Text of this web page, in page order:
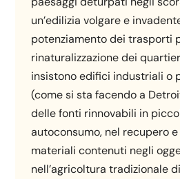
un’edilizia volgare e
potenziamento dei trasporti
rinaturalizzazione dei
insistono edifici industriali o
(come si sta facendo a
delle fonti rinnovabili in
autoconsumo, nel recupero
materiali contenuti negli
nell’agricoltura tradizionale